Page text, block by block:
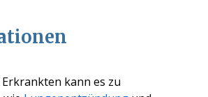
Erkrankten kann es zu